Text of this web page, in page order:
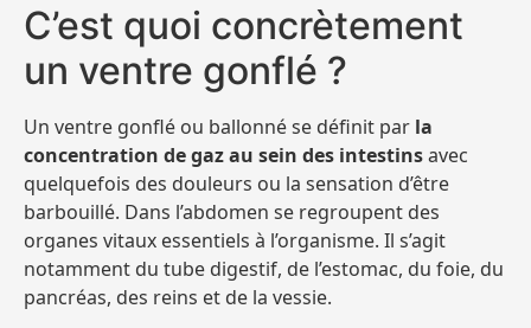
C’est quoi concrètement
un ventre gonflé ?
Un ventre gonflé ou ballonné se définit par la
concentration de gaz au sein des intestinsavec
quelquefois des douleurs ou la sensation d’être
barbouillé. Dans l’abdomen se regroupent des
organes vitaux essentiels à l’organisme. Il s’agit
notamment du tube digestif, de l’estomac, du foie, du
pancréas, des reins et de la vessie.